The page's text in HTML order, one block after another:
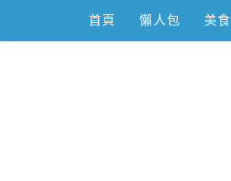
content
首頁 懶人包 美食